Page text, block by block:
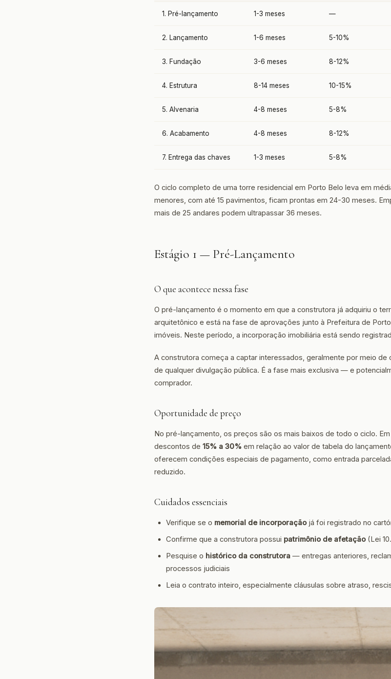
1. Pré-lançamento 1-3 meses —
2. Lançamento 1-6 meses 5-10%
3. Fundação 3-6 meses 8-12%
4. Estrutura 8-14 meses 10-15%
5. Alvenaria 4-8 meses 5-8%
6. Acabamento 4-8 meses 8-12%
7. Entrega das chaves 1-3 meses 5-8%
O ciclo completo de uma torre residencial em Porto Belo leva em
menores, com até 15 pavimentos, ficam prontas em 24-30 meses.
mais de 25 andares podem ultrapassar 36 meses.
Estágio 1 — Pré-Lançamento
O que acontece nessa fase
O pré-lançamento é o momento em que a construtora já adquiriu o
arquitetônico e está na fase de aprovações junto à Prefeitura de
imóveis. Neste período, a incorporação imobiliária está sendo
A construtora começa a captar interessados, geralmente por meio
de qualquer divulgação pública. É a fase mais exclusiva — e
comprador.
Oportunidade de preço
No pré-lançamento, os preços são os mais baixos de todo o ciclo.
descontos de 15% a 30% em relação ao valor de tabela do
oferecem condições especiais de pagamento, como entrada
reduzido.
Cuidados essenciais
Verifique se o memorial de incorporaçãojá foi registrado no
Confirme que a construtora possui patrimônio de afetação(Lei
Pesquise o histórico da construtora — entregas anteriores,
processos judiciais
Leia o contrato inteiro, especialmente cláusulas sobre atraso,